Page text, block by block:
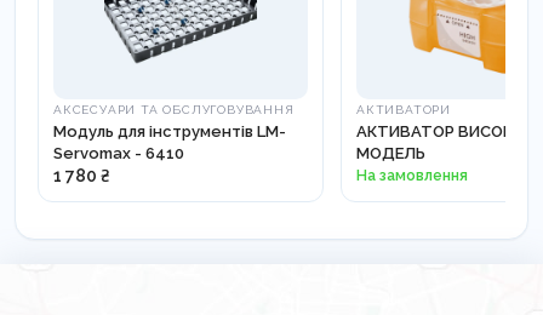
АКСЕСУАРИ ТА ОБСЛУГОВУВАННЯ
Модуль для інструментів LM-
Servomax - 6410
1 780 ₴
АКТИВАТОРИ
АКТИВАТОР ВИСОКА
МОДЕЛЬ
На замовлення